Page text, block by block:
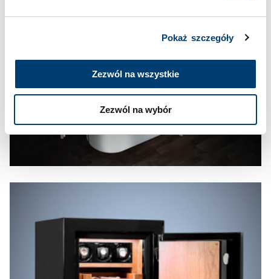
Pokaż szczegóły
Zezwól na wszystkie
Zezwól na wybór